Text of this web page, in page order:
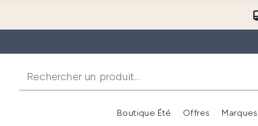
Boutique Été Offres Marques